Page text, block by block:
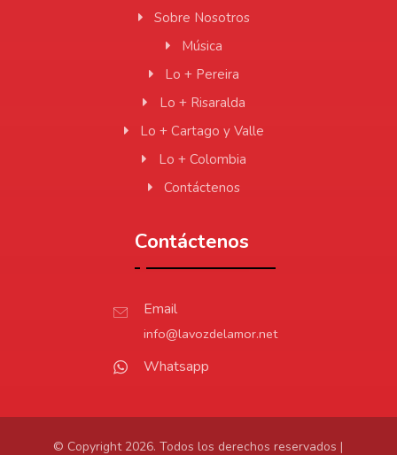
Sobre Nosotros
Música
Lo + Pereira
Lo + Risaralda
Lo + Cartago y Valle
Lo + Colombia
Contáctenos
Contáctenos
Email
info@lavozdelamor.net
Whatsapp
© Copyright 2026. Todos los derechos reservados |